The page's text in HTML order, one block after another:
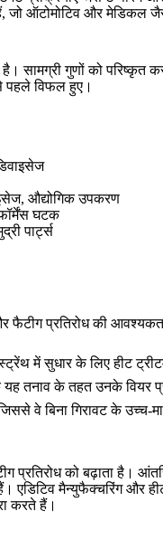
जो ऑटोमोटिव औरमेडिकल
सामग्री गुणों को
पहले विफल हुए।
औद्योगिक उपकरण
घटक
पार्ट्स
प्रतिरोध की
में सुधार के लिए हीट
तनाव के तहत उनके वियर
वे बिना गिरावट के
प्रतिरोध को बढ़ाता
मैन्युफैक्चरिंग और
करते हैं।